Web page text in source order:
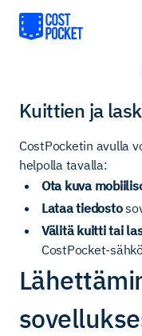
Kuittien ja
CostPocketin avulla
helpolla tavalla:
Ota kuva
Lataa tiedosto
Välitä kuitti tai
CostPocket-